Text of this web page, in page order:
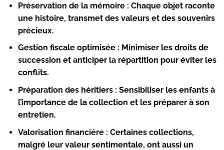
Préservation de la mémoire : Chaque objet raconte
une histoire, transmet des valeurs et des souvenirs
précieux.
Gestion fiscale optimisée : Minimiser les droits de
succession et anticiper la répartition pour éviter les
conflits.
Préparation des héritiers : Sensibiliser les enfants à
l’importance de la collection et les préparer à son
entretien.
Valorisation financière : Certaines collections,
malgré leur valeur sentimentale, ont aussi un